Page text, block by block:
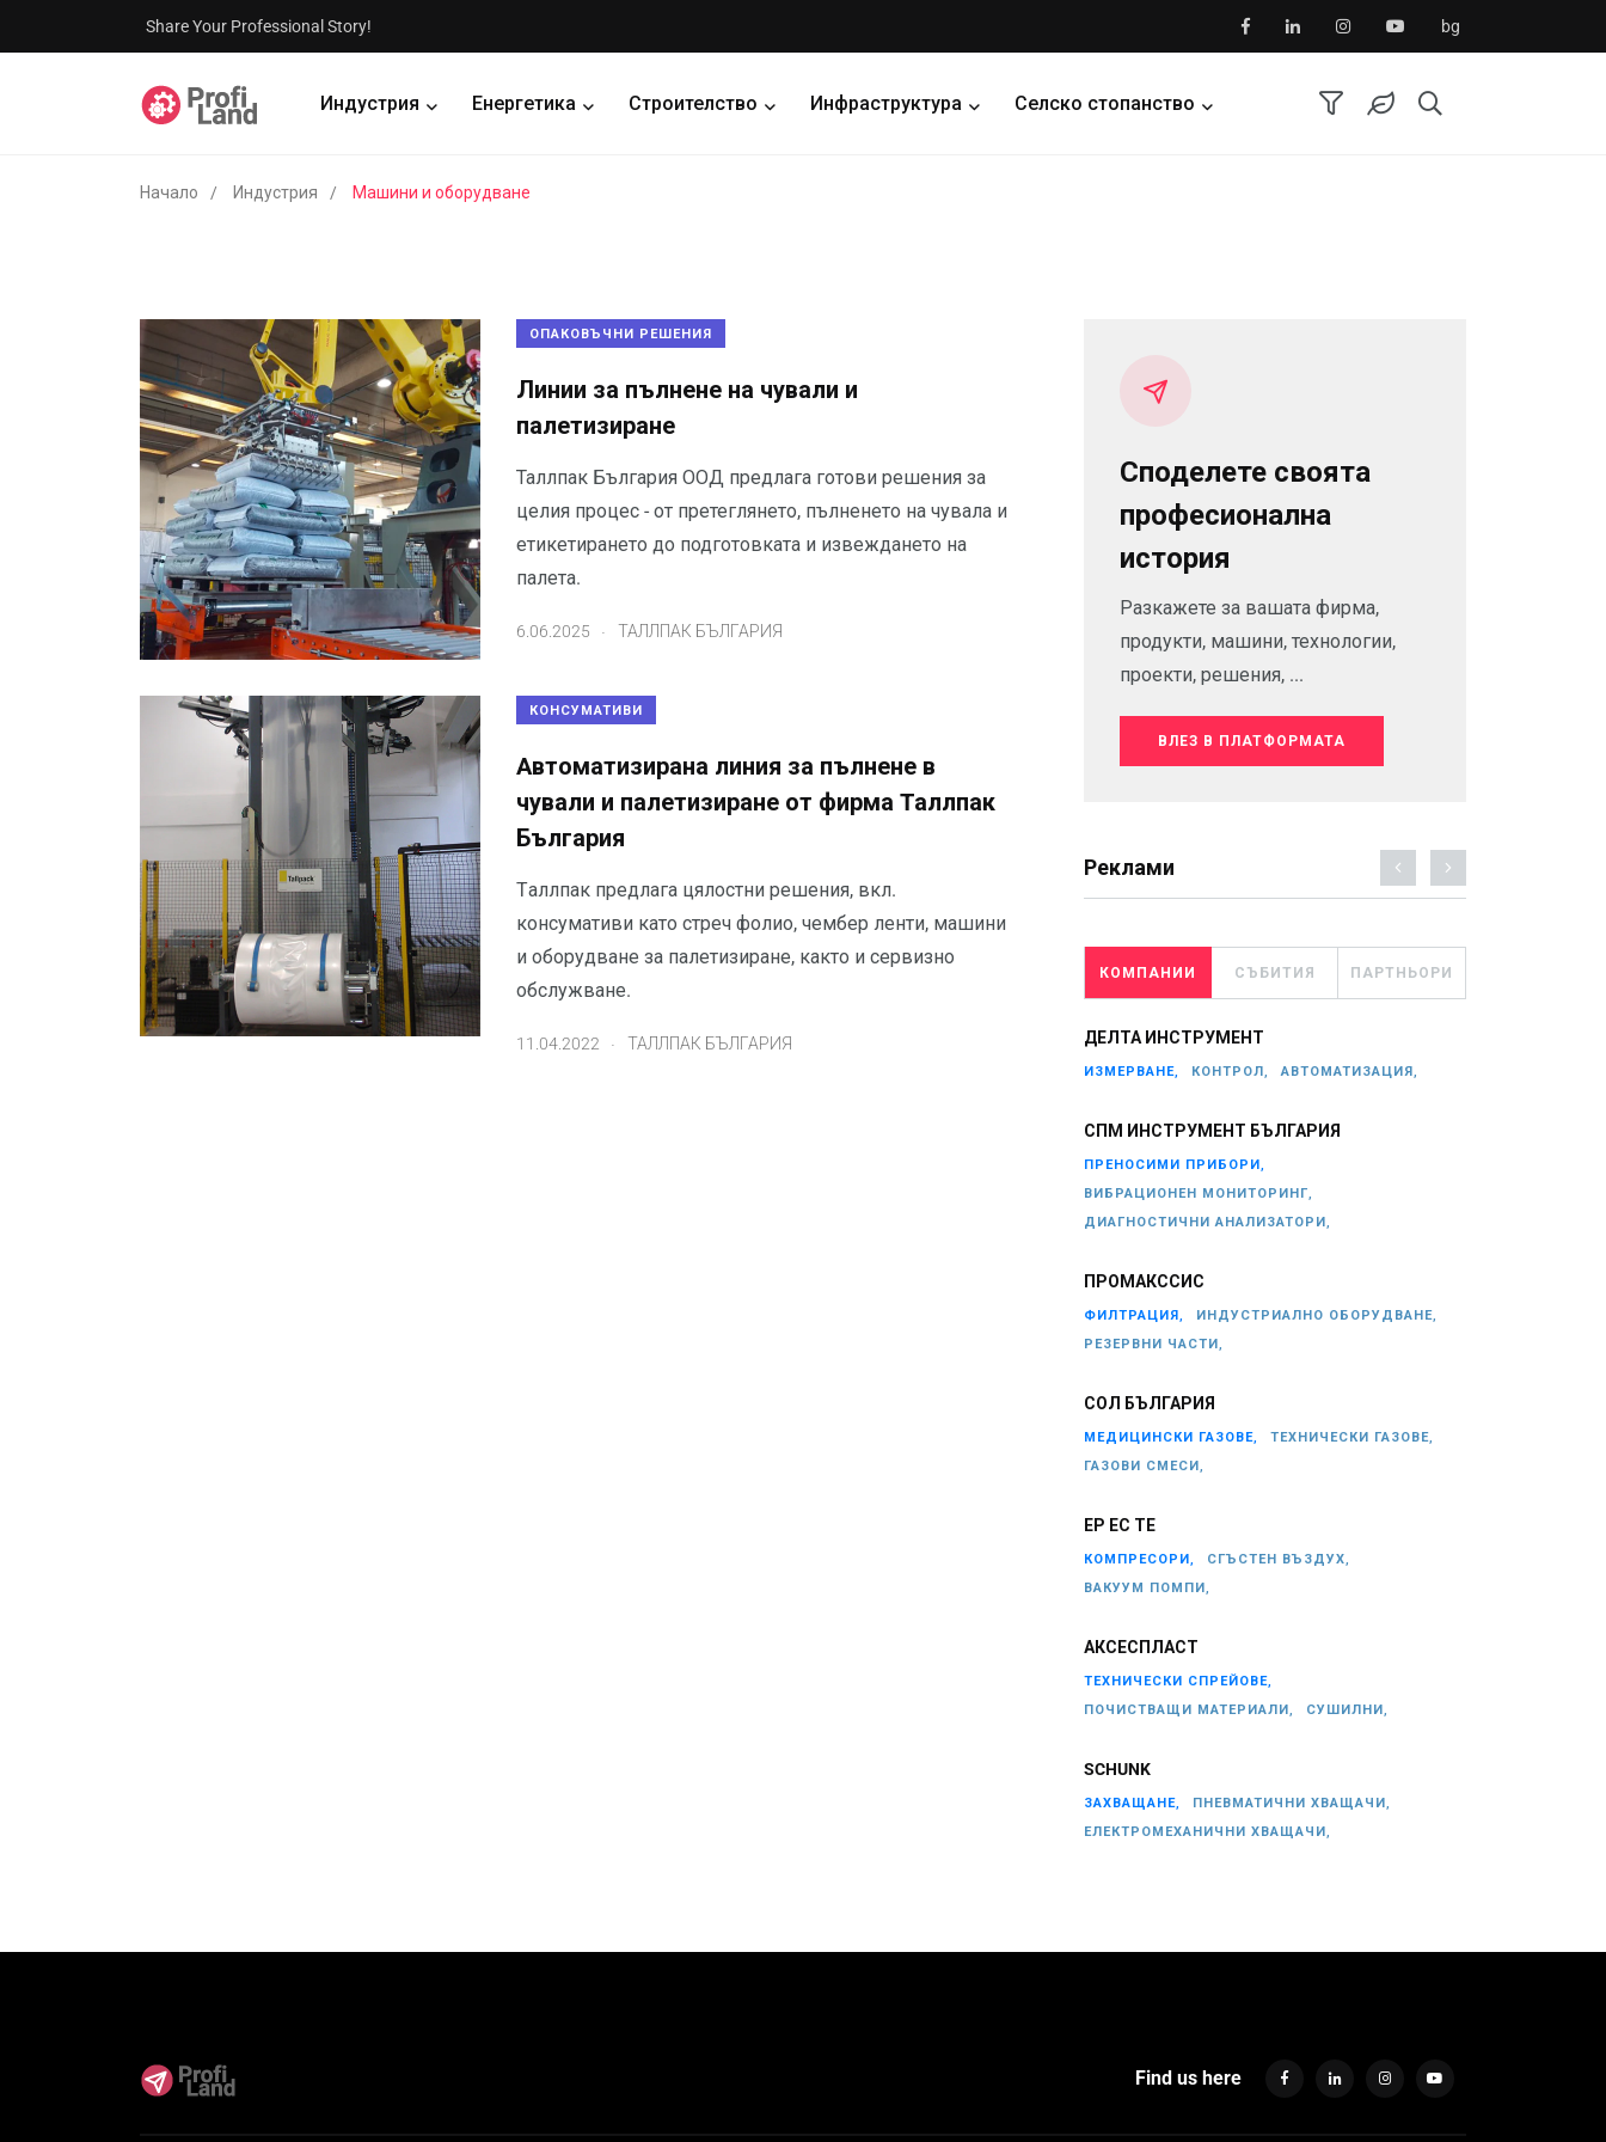
Share Your Professional Story! bg
Индустрия Енергетика Строителство Инфраструктура Селско стопанство
Начало Индустрия Машини и оборудване
ОПАКОВЪЧНИ РЕШЕНИЯ
Линии за пълнене на чували и
палетизиране
Таллпак България ООД предлага готови решения за
целия процес - от претеглянето, пълненето на чувала и
етикетирането до подготовката и извеждането на
палета.
6.06.2025 ТАЛЛПАК БЪЛГАРИЯ
КОНСУМАТИВИ
Aвтоматизирана линия за пълнене в
чували и палетизиране от фирма Tаллпак
България
Tаллпак предлага цялостни решения, вкл.
консумативи като стреч фолио, чембер ленти, машини
и оборудване за палетизиране, както и сервизно
обслужване.
11.04.2022 ТАЛЛПАК БЪЛГАРИЯ
Споделете своята
професионална
история
Разкажете за вашата фирма,
продукти, машини, технологии,
проекти, решения, ...
ВЛЕЗ В ПЛАТФОРМАТА
Реклами
КОМПАНИИ СЪБИТИЯ ПАРТНЬОРИ
ДЕЛТА ИНСТРУМЕНТ
ИЗМЕРВАНЕ, КОНТРОЛ, АВТОМАТИЗАЦИЯ,
СПМ ИНСТРУМЕНТ БЪЛГАРИЯ
ПРЕНОСИМИ ПРИБОРИ,
ВИБРАЦИОНЕН МОНИТОРИНГ,
ДИАГНОСТИЧНИ АНАЛИЗАТОРИ,
ПРОМАКССИС
ФИЛТРАЦИЯ,
ИНДУСТРИАЛНО ОБОРУДВАНЕ,
РЕЗЕРВНИ ЧАСТИ,
СОЛ БЪЛГАРИЯ
МЕДИЦИНСКИ ГАЗОВЕ,
ТЕХНИЧЕСКИ ГАЗОВЕ,
ГАЗОВИ СМЕСИ,
ЕР ЕС ТЕ
КОМПРЕСОРИ,
СГЪСТЕН ВЪЗДУХ,
ВАКУУМ ПОМПИ,
АКСЕСПЛАСТ
ТЕХНИЧЕСКИ СПРЕЙОВЕ,
ПОЧИСТВАЩИ МАТЕРИАЛИ,
СУШИЛНИ,
SCHUNK
ЗАХВАЩАНЕ,
ПНЕВМАТИЧНИ ХВАЩАЧИ,
ЕЛЕКТРОМЕХАНИЧНИ ХВАЩАЧИ,
Find us here